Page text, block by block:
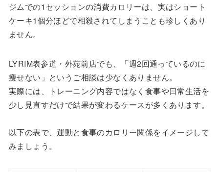
ジムでの1セッションの消費カロリーは、実はショート
ケーキ1個分ほどで相殺されてしまうことも珍しくあり
ません。
LYRIM表参道・外苑前店でも、「週2回通っているのに
痩せない」というご相談は少なくありません。
実際には、トレーニング内容ではなく食事や日常生活を
少し見直すだけで結果が変わるケースが多くあります。
以下の表で、運動と食事のカロリー関係をイメージして
みましょう。